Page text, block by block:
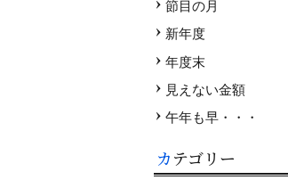
節目の月
新年度
年度末
見えない金額
午年も早・・・
カテゴリー